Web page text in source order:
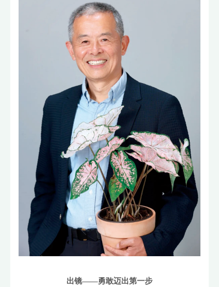
出镜——勇敢迈出第一步